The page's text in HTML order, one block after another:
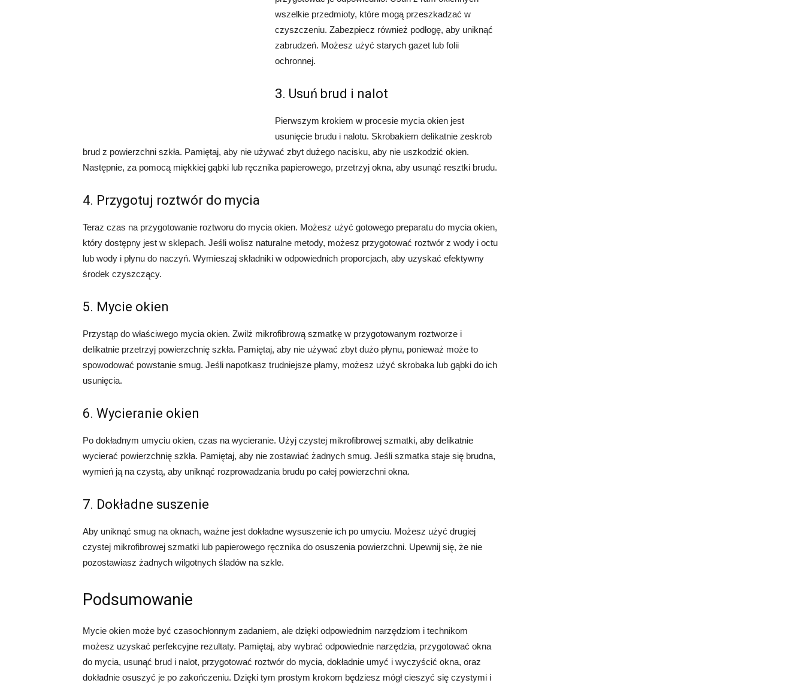
wszelkie przedmioty, które mogą przeszkadzać w
czyszczeniu. Zabezpiecz również podłogę, aby uniknąć
zabrudzeń. Możesz użyć starych gazet lub folii
ochronnej.
3. Usuń brud i nalot
Pierwszym krokiem w procesie mycia okien jest
usunięcie brudu i nalotu. Skrobakiem delikatnie zeskrob
brud z powierzchni szkła. Pamiętaj, aby nie używać zbyt dużego nacisku, aby nie uszkodzić okien.
Następnie, za pomocą miękkiej gąbki lub ręcznika papierowego, przetrzyj okna, aby usunąć resztki brudu.
4. Przygotuj roztwór do mycia
Teraz czas na przygotowanie roztworu do mycia okien. Możesz użyć gotowego preparatu do mycia okien,
który dostępny jest w sklepach. Jeśli wolisz naturalne metody, możesz przygotować roztwór z wody i octu
lub wody i płynu do naczyń. Wymieszaj składniki w odpowiednich proporcjach, aby uzyskać efektywny
środek czyszczący.
5. Mycie okien
Przystąp do właściwego mycia okien. Zwilż mikrofibrową szmatkę w przygotowanym roztworze i
delikatnie przetrzyj powierzchnię szkła. Pamiętaj, aby nie używać zbyt dużo płynu, ponieważ może to
spowodować powstanie smug. Jeśli napotkasz trudniejsze plamy, możesz użyć skrobaka lub gąbki do ich
usunięcia.
6. Wycieranie okien
Po dokładnym umyciu okien, czas na wycieranie. Użyj czystej mikrofibrowej szmatki, aby delikatnie
wycierać powierzchnię szkła. Pamiętaj, aby nie zostawiać żadnych smug. Jeśli szmatka staje się brudna,
wymień ją na czystą, aby uniknąć rozprowadzania brudu po całej powierzchni okna.
7. Dokładne suszenie
Aby uniknąć smug na oknach, ważne jest dokładne wysuszenie ich po umyciu. Możesz użyć drugiej
czystej mikrofibrowej szmatki lub papierowego ręcznika do osuszenia powierzchni. Upewnij się, że nie
pozostawiasz żadnych wilgotnych śladów na szkle.
Podsumowanie
Mycie okien może być czasochłonnym zadaniem, ale dzięki odpowiednim narzędziom i technikom
możesz uzyskać perfekcyjne rezultaty. Pamiętaj, aby wybrać odpowiednie narzędzia, przygotować okna
do mycia, usunąć brud i nalot, przygotować roztwór do mycia, dokładnie umyć i wyczyścić okna, oraz
dokładnie osuszyć je po zakończeniu. Dzięki tym prostym krokom będziesz mógł cieszyć się czystymi i